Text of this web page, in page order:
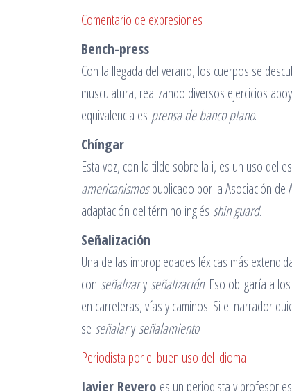
Comentario de expresiones
Bench-press
Con la llegada del verano, los cuerpos se
musculatura, realizando diversos ejercicios
equivalencia es prensa de banco plano.
Chíngar
Esta voz, con la tilde sobre la i, es un uso del
americanismospublicado por la Asociación de
adaptación del término inglés shin guard.
Señalización
Una de las impropiedades léxicas más
con señalizaryseñalización. Eso obligaría a
en carreteras, vías y caminos. Si el narrador
se señalaryseñalamiento.
Periodista por el buen uso del idioma
Javier Reyero es un periodista y profesor